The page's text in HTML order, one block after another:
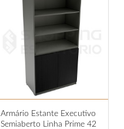
Armário Estante Executivo
Semiaberto Linha Prime 42